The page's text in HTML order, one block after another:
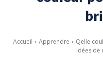
Accueil Apprendre
Qelle
Idées de